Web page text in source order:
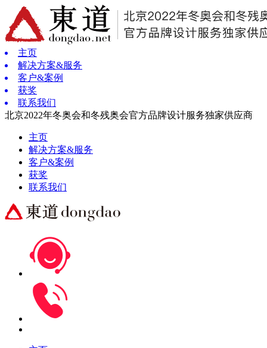
主页
解决方案&服务
客户&案例
获奖
联系我们
北京2022年冬奥会和冬残奥会官方品牌设计服务独家供应商
主页
解决方案&服务
客户&案例
获奖
联系我们